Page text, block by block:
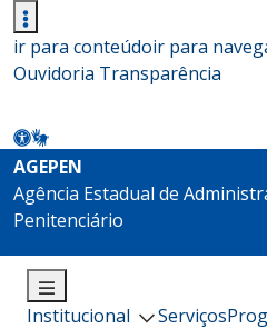
ir para conteúdoir para
Ouvidoria Transparência
AGEPEN
Agência Estadual de
Penitenciário
Institucional Serviços